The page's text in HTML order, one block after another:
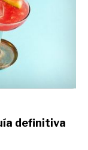
definitiva